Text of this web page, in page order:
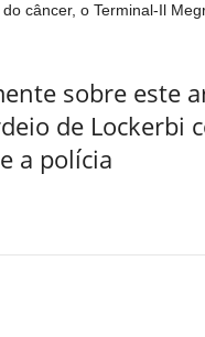
câncer, o Terminal-Il
sobre este
de Lockerbi
a polícia